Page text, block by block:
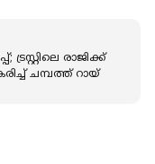
ട്രസ്റ്റിലെ രാജിക്ക്
ചമ്പത്ത് റായ്